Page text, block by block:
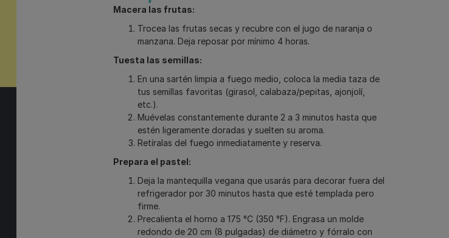
Macera las frutas:
Trocea las frutas secas y recubre con el jugo de naranja o
manzana. Deja reposar por mínimo 4 horas.
Tuesta las semillas:
En una sartén limpia a fuego medio, coloca la media taza de
tus semillas favoritas (girasol, calabaza/pepitas, ajonjolí,
etc.).
Muévelas constantemente durante 2 a 3 minutos hasta que
estén ligeramente doradas y suelten su aroma.
Retíralas del fuego inmediatamente y reserva.
Prepara el pastel:
Deja la mantequilla vegana que usarás para decorar fuera del
refrigerador por 30 minutos hasta que esté templada pero
firme.
Precalienta el horno a 175 °C (350 °F). Engrasa un molde
redondo de 20 cm (8 pulgadas) de diámetro y fórralo con